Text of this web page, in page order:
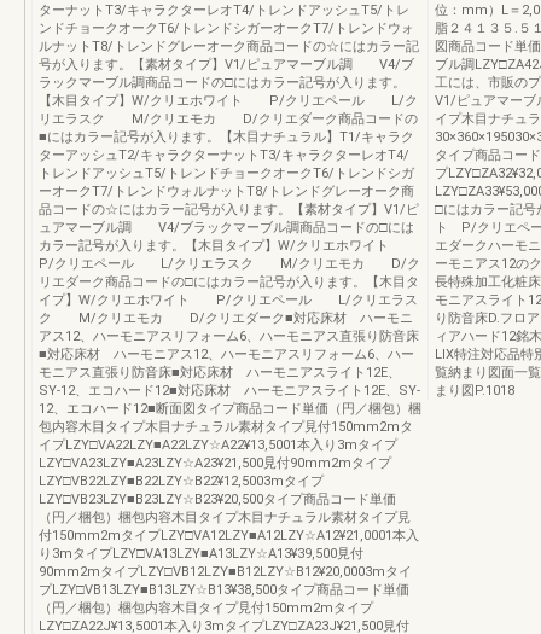
ターナットT3/キャラクターレオT4/トレンドアッシュT5/トレ
ンドチョークオークT6/トレンドシガーオークT7/トレンドウォ
ルナットT8/トレンドグレーオーク商品コードの☆にはカラー記
号が入ります。【素材タイプ】V1/ピュアマーブル調 V4/ブ
ラックマーブル調商品コードの□にはカラー記号が入ります。
【木目タイプ】W/クリエホワイト P/クリエペール L/ク
リエラスク M/クリエモカ D/クリエダーク商品コードの
■にはカラー記号が入ります。【木目ナチュラル】T1/キャラク
ターアッシュT2/キャラクターナットT3/キャラクターレオT4/
トレンドアッシュT5/トレンドチョークオークT6/トレンドシガ
ーオークT7/トレンドウォルナットT8/トレンドグレーオーク商
品コードの☆にはカラー記号が入ります。【素材タイプ】V1/ピ
ュアマーブル調 V4/ブラックマーブル調商品コードの□には
カラー記号が入ります。【木目タイプ】W/クリエホワイト
P/クリエペール L/クリエラスク M/クリエモカ D/ク
リエダーク商品コードの□にはカラー記号が入ります。【木目タ
イプ】W/クリエホワイト P/クリエペール L/クリエラス
ク M/クリエモカ D/クリエダーク■対応床材 ハーモニ
アス12、ハーモニアスリフォーム6、ハーモニアス直張り防音床
■対応床材 ハーモニアス12、ハーモニアスリフォーム6、ハー
モニアス直張り防音床■対応床材 ハーモニアスライト12E、
SY-12、エコハード12■対応床材 ハーモニアスライト12E、SY-
12、エコハード12■断面図タイプ商品コード単価（円／梱包）梱
包内容木目タイプ木目ナチュラル素材タイプ見付150mm2mタ
イプLZY□VA22LZY■A22LZY☆A22¥13,5001本入り3mタイプ
LZY□VA23LZY■A23LZY☆A23¥21,500見付90mm2mタイプ
LZY□VB22LZY■B22LZY☆B22¥12,5003mタイプ
LZY□VB23LZY■B23LZY☆B23¥20,500タイプ商品コード単価
（円／梱包）梱包内容木目タイプ木目ナチュラル素材タイプ見
付150mm2mタイプLZY□VA12LZY■A12LZY☆A12¥21,0001本入
り3mタイプLZY□VA13LZY■A13LZY☆A13¥39,500見付
90mm2mタイプLZY□VB12LZY■B12LZY☆B12¥20,0003mタイ
プLZY□VB13LZY■B13LZY☆B13¥38,500タイプ商品コード単価
（円／梱包）梱包内容木目タイプ見付150mm2mタイプ
LZY□ZA22J¥13,5001本入り3mタイプLZY□ZA23J¥21,500見付
位：mm）L＝
脂２４１３５.５
図商品コード単
ブル調
工には、市販の
V1/ピュアマーブ
イプ木目ナチュ
タイプ商品コー
プ
□にはカラー記号
ト P/クリエペ
エダークハーモ
ーモニアス12の
長特殊加工化粧
モニアスライト
り防音床D.フロ
ィアハード12銘
LIX特注対応品特
覧納まり図面一
まり図P.1018